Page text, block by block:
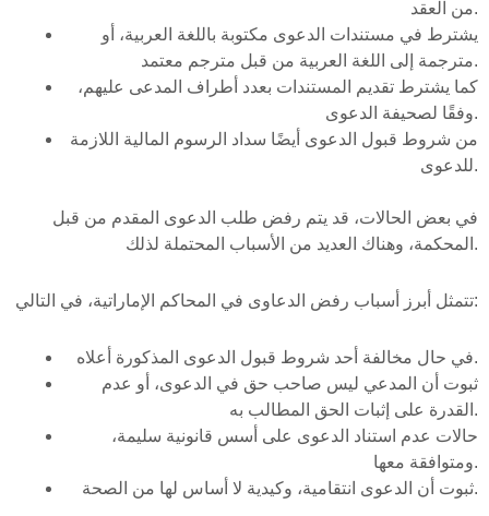
من العقد.
يشترط في مستندات الدعوى مكتوبة باللغة العربية، أو
مترجمة إلى اللغة العربية من قبل مترجم معتمد.
كما يشترط تقديم المستندات بعدد أطراف المدعى عليهم،
وفقًا لصحيفة الدعوى.
من شروط قبول الدعوى أيضًا سداد الرسوم المالية اللازمة
للدعوى.
في بعض الحالات، قد يتم رفض طلب الدعوى المقدم من قبل
المحكمة، وهناك العديد من الأسباب المحتملة لذلك.
تتمثل أبرز أسباب رفض الدعاوى في المحاكم الإماراتية، في التالي:
في حال مخالفة أحد شروط قبول الدعوى المذكورة أعلاه.
ثبوت أن المدعي ليس صاحب حق في الدعوى، أو عدم
القدرة على إثبات الحق المطالب به.
حالات عدم استناد الدعوى على أسس قانونية سليمة،
ومتوافقة معها.
ثبوت أن الدعوى انتقامية، وكيدية لا أساس لها من الصحة.